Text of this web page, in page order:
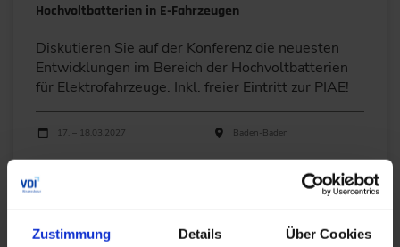
Zustimmung Details Über Cookies
Hochvoltbatterien in E-Fahrzeugen
Diskutieren Sie auf der Konferenz die neuesten
Entwicklungen im Bereich der Hochvoltbatterien
für Elektrofahrzeuge. Inkl. freier Eintritt zur PIAE!
Durchführungen
Veranstaltungsdatum
17. – 18.03.2027 Baden-Baden